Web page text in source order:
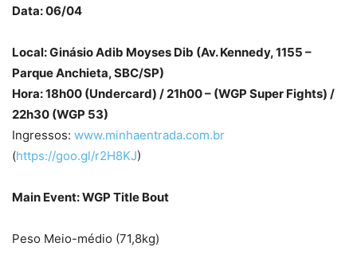
Data: 06/04
Local: Ginásio Adib Moyses Dib (Av. Kennedy, 1155 –
Parque Anchieta, SBC/SP)
Hora: 18h00 (Undercard) / 21h00 – (WGP Super Fights) /
22h30 (WGP 53)
Ingressos: www.minhaentrada.com.br
(https://goo.gl/r2H8KJ)
Main Event: WGP Title Bout
Peso Meio-médio (71,8kg)